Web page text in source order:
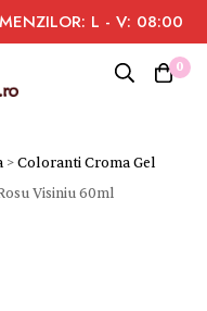
L - V: 08:00
0
>Coloranti Croma Gel
Visiniu 60ml